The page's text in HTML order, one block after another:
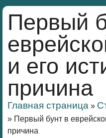
Первый
и его
причина
Главная страница »
» Первый бунт в
причина